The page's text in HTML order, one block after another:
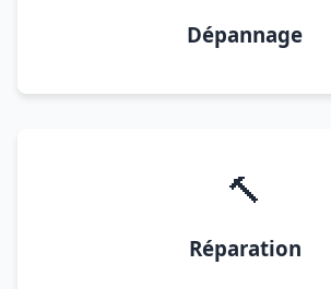
Dépannage
🔨
Réparation